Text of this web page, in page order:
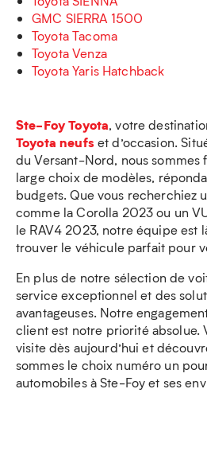
GMC SIERRA 1500
Toyota Tacoma
Toyota Venza
Toyota Yaris Hatchback
Ste-Foy Toyota, votre
Toyota neufset d’occasion.
du Versant-Nord, nous sommes
large choix de modèles,
budgets. Que vous recherchiez
comme la Corolla 2023 ou un
le RAV4 2023, notre équipe est
trouver le véhicule parfait pour
En plus de notre sélection de
service exceptionnel et des
avantageuses. Notre
client est notre priorité absolue.
visite dès aujourd’hui et
sommes le choix numéro un
automobiles à Ste-Foy et ses